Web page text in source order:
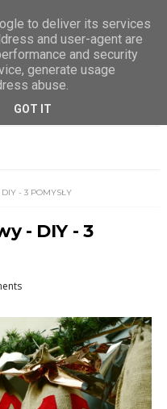
- 3 POMYSŁY
- DIY - 3
to deliver its services
and user-agent are
and security
generate usage
abuse.
GOT IT